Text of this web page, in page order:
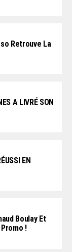
Retrouve La
A LIVRÉ SON
EN
Boulay Et
!